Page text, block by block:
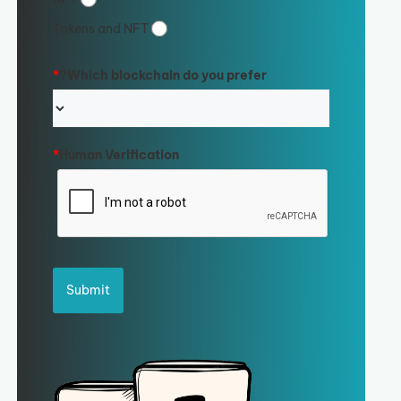
Tokens and NFT
Which blockchain do you prefer?
*
Human Verification
*
Submit